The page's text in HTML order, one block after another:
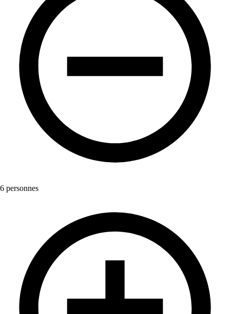
6 personnes